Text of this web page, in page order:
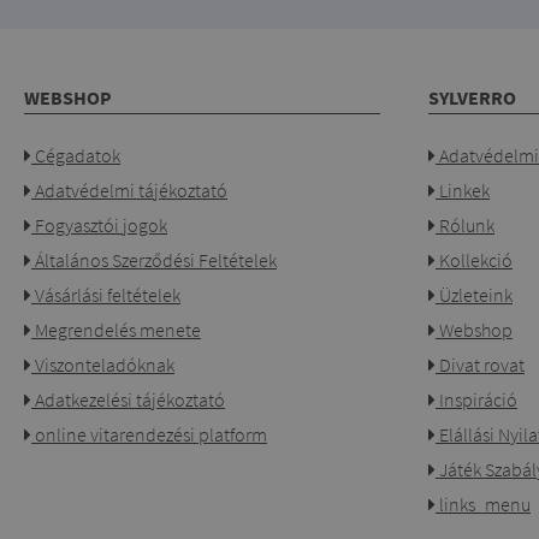
WEBSHOP
Cégadatok
Adatvédelmi tájékoztató
Fogyasztói jogok
Általános Szerződési Feltételek
Vásárlási feltételek
Megrendelés menete
Viszonteladóknak
Adatkezelési tájékoztató
online vitarendezési platform
SYLVERRO
Linkek
Rólunk
Kollekció
Üzleteink
Webshop
Divat rovat
Inspiráció
Elállási
Játék
links_menu